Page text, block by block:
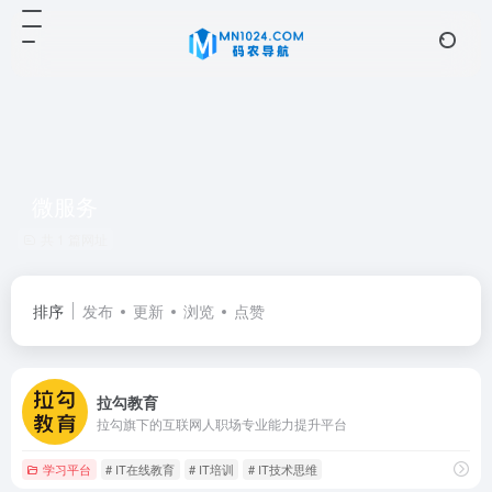
排序 发布 更新 浏览 点赞
拉勾教育
拉勾旗下的互联网人职场专业能力提升平台
学习平台 # IT在线教育 # IT培训 # IT技术思维